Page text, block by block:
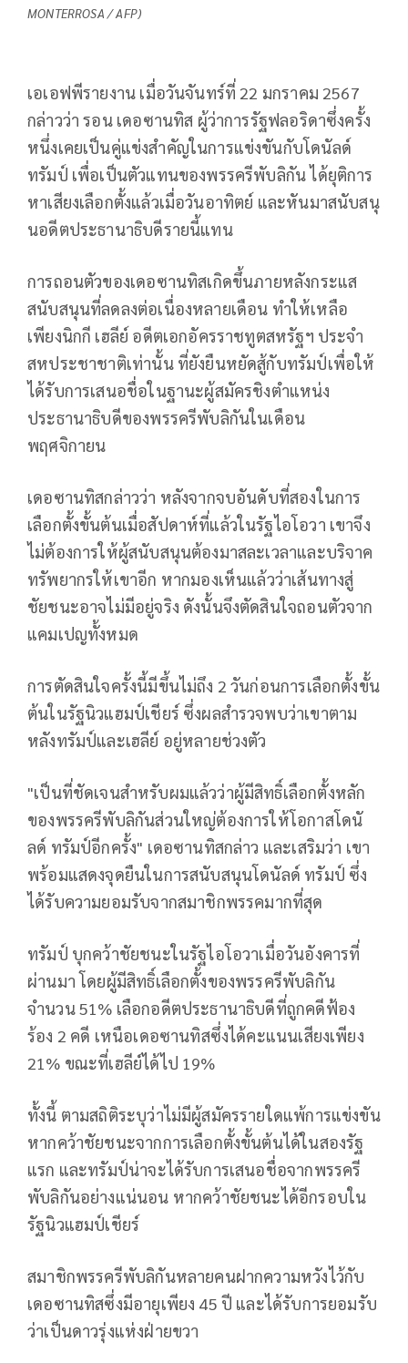
MONTERROSA / AFP)
เอเอฟพีรายงาน เมื่อวันจันทร์ที่ 22 มกราคม 2567
กล่าวว่า รอน เดอซานทิส ผู้ว่าการรัฐฟลอริดาซึ่งครั้ง
หนึ่งเคยเป็นคู่แข่งสำคัญในการแข่งขันกับโดนัลด์
ทรัมป์ เพื่อเป็นตัวแทนของพรรครีพับลิกัน ได้ยุติการ
หาเสียงเลือกตั้งแล้วเมื่อวันอาทิตย์ และหันมาสนับสนุ
นอดีตประธานาธิบดีรายนี้แทน
การถอนตัวของเดอซานทิสเกิดขึ้นภายหลังกระแส
สนับสนุนที่ลดลงต่อเนื่องหลายเดือน ทำให้เหลือ
เพียงนิกกี เฮลีย์ อดีตเอกอัครราชทูตสหรัฐฯ ประจำ
สหประชาชาติเท่านั้น ที่ยังยืนหยัดสู้กับทรัมป์เพื่อให้
ได้รับการเสนอชื่อในฐานะผู้สมัครชิงตำแหน่ง
ประธานาธิบดีของพรรครีพับลิกันในเดือน
พฤศจิกายน
เดอซานทิสกล่าวว่า หลังจากจบอันดับที่สองในการ
เลือกตั้งขั้นต้นเมื่อสัปดาห์ที่แล้วในรัฐไอโอวา เขาจึง
ไม่ต้องการให้ผู้สนับสนุนต้องมาสละเวลาและบริจาค
ทรัพยากรให้เขาอีก หากมองเห็นแล้วว่าเส้นทางสู่
ชัยชนะอาจไม่มีอยู่จริง ดังนั้นจึงตัดสินใจถอนตัวจาก
แคมเปญทั้งหมด
การตัดสินใจครั้งนี้มีขึ้นไม่ถึง 2 วันก่อนการเลือกตั้งขั้น
ต้นในรัฐนิวแฮมป์เชียร์ ซึ่งผลสำรวจพบว่าเขาตาม
หลังทรัมป์และเฮลีย์ อยู่หลายช่วงตัว
"เป็นที่ชัดเจนสำหรับผมแล้วว่าผู้มีสิทธิ์เลือกตั้งหลัก
ของพรรครีพับลิกันส่วนใหญ่ต้องการให้โอกาสโดนั
ลด์ ทรัมป์อีกครั้ง" เดอซานทิสกล่าว และเสริมว่า เขา
พร้อมแสดงจุดยืนในการสนับสนุนโดนัลด์ ทรัมป์ ซึ่ง
ได้รับความยอมรับจากสมาชิกพรรคมากที่สุด
ทรัมป์ บุกคว้าชัยชนะในรัฐไอโอวาเมื่อวันอังคารที่
ผ่านมา โดยผู้มีสิทธิ์เลือกตั้งของพรรครีพับลิกัน
จำนวน 51% เลือกอดีตประธานาธิบดีที่ถูกคดีฟ้อง
ร้อง 2 คดี เหนือเดอซานทิสซึ่งได้คะแนนเสียงเพียง
21% ขณะที่เฮลีย์ได้ไป 19%
ทั้งนี้ ตามสถิติระบุว่าไม่มีผู้สมัครรายใดแพ้การแข่งขัน
หากคว้าชัยชนะจากการเลือกตั้งขั้นต้นได้ในสองรัฐ
แรก และทรัมป์น่าจะได้รับการเสนอชื่อจากพรรครี
พับลิกันอย่างแน่นอน หากคว้าชัยชนะได้อีกรอบใน
รัฐนิวแฮมป์เชียร์
สมาชิกพรรครีพับลิกันหลายคนฝากความหวังไว้กับ
เดอซานทิสซึ่งมีอายุเพียง 45 ปี และได้รับการยอมรับ
ว่าเป็นดาวรุ่งแห่งฝ่ายขวา